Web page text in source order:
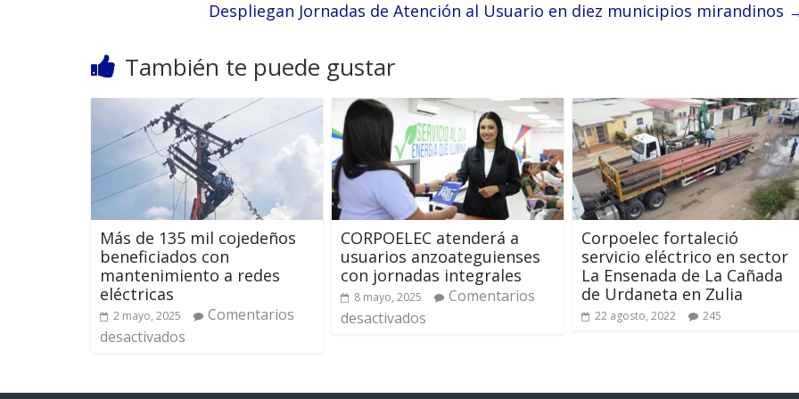
Despliegan Jornadas de Atención al Usuario en diez municipios mirandinos
También te puede gustar
Más de 135 mil cojedeños
beneficiados con
mantenimiento a redes
eléctricas
2 mayo, 2025
Comentarios
desactivados
CORPOELEC atenderá a
usuarios anzoateguienses
con jornadas integrales
8 mayo, 2025
Comentarios
desactivados
Corpoelec fortaleció
servicio eléctrico en sector
La Ensenada de La Cañada
de Urdaneta en Zulia
22 agosto, 2022 245